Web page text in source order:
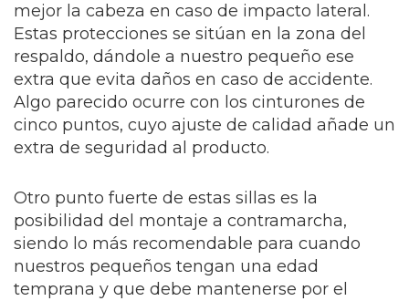
mejor la cabeza en caso de impacto lateral.
Estas protecciones se sitúan en la zona del
respaldo, dándole a nuestro pequeño ese
extra que evita daños en caso de accidente.
Algo parecido ocurre con los cinturones de
cinco puntos, cuyo ajuste de calidad añade un
extra de seguridad al producto.
Otro punto fuerte de estas sillas es la
posibilidad del montaje a contramarcha,
siendo lo más recomendable para cuando
nuestros pequeños tengan una edad
temprana y que debe mantenerse por el